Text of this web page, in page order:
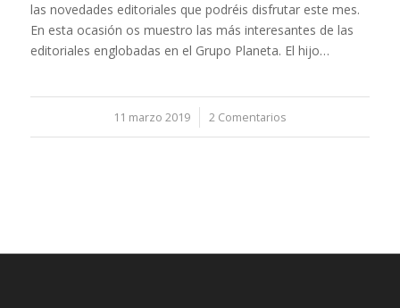
las novedades editoriales que podréis disfrutar este mes.
En esta ocasión os muestro las más interesantes de las
editoriales englobadas en el Grupo Planeta. El hijo…
11 marzo 2019
/ 2 Comentarios